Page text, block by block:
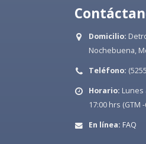
Domicilio:
Nochebuena,
Teléfono:
Horario: Lunes
17:00 hrs (GTM -
En línea: FAQ